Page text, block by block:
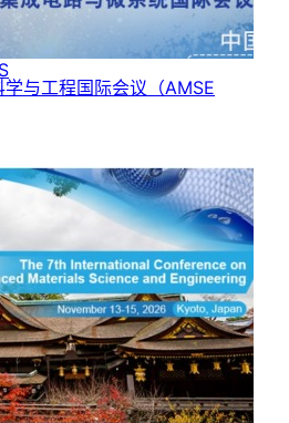
与工程国际会议 （AMSE